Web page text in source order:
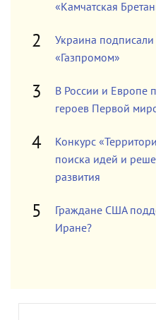
«Камчатская
Украина
«Газпромом»
В России и Европе
героев Первой
Конкурс
поиска идей и
развития
Граждане США
Иране?